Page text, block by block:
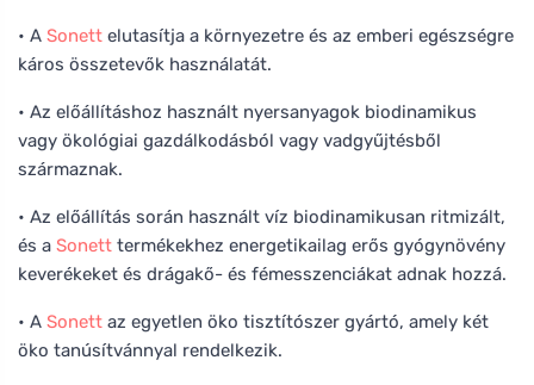
• A Sonett elutasítja a környezetre és az emberi egészségre
káros összetevők használatát.
• Az előállításhoz használt nyersanyagok biodinamikus
vagy ökológiai gazdálkodásból vagy vadgyűjtésből
származnak.
• Az előállítás során használt víz biodinamikusan ritmizált,
és a Sonett termékekhez energetikailag erős gyógynövény
keverékeket és drágakő- és fémesszenciákat adnak hozzá.
• A Sonett az egyetlen öko tisztítószer gyártó, amely két
öko tanúsítvánnyal rendelkezik.